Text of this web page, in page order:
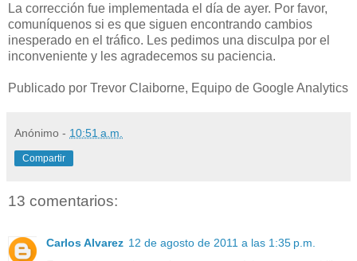
La corrección fue implementada el día de ayer. Por favor,
comuníquenos si es que siguen encontrando cambios
inesperado en el tráfico. Les pedimos una disculpa por el
inconveniente y les agradecemos su paciencia.
Publicado por Trevor Claiborne, Equipo de Google Analytics
Anónimo - 10:51 a.m.
Compartir
13 comentarios:
Carlos Alvarez 12 de agosto de 2011 a las 1:35 p.m.